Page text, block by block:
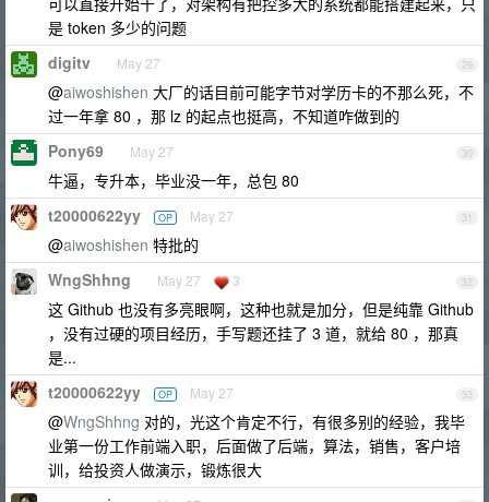
是 token 多少的问题
29
digitv May 27
@aiwoshishen 大厂的话目前可能字节对学历卡的不那么死，不
过一年拿 80 ，那 lz 的起点也挺高，不知道咋做到的
30
Pony69 May 27
牛逼，专升本，毕业没一年，总包 80
31
t20000622yy OP May 27
@aiwoshishen 特批的
32
WngShhng May 27 3
这 Github 也没有多亮眼啊，这种也就是加分，但是纯靠 Github
，没有过硬的项目经历，手写题还挂了 3 道，就给 80 ，那真
是...
33
t20000622yy OP May 27
@WngShhng 对的，光这个肯定不行，有很多别的经验，我毕
业第一份工作前端入职，后面做了后端，算法，销售，客户培
训，给投资人做演示，锻炼很大